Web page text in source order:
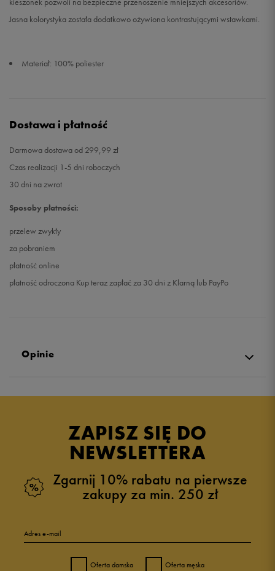
Jasna kolorystyka została dodatkowo ożywiona kontrastującymi wstawkami.
Materiał: 100% poliester
Dostawa i płatność
Darmowa dostawa od 299,99 zł
Czas realizacji 1-5 dni roboczych
30 dni na zwrot
Sposoby płatności:
przelew zwykły
za pobraniem
płatność online
płatność odroczona Kup teraz zapłać za 30 dni z Klarną lub PayPo
Opinie
ZAPISZ SIĘ DO
NEWSLETTERA
Zgarnij 10% rabatu na pierwsze
zakupy za min. 250 zł
Adres e-mail
Oferta damska Oferta męska